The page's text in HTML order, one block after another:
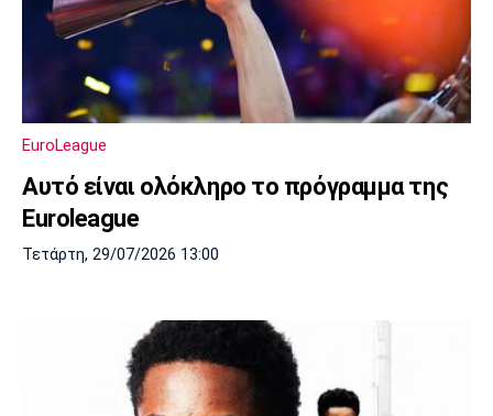
Μονακό
Ερυθρός
Αστέρας
Τότεναμ
Πόρτο Μπενφίκα
EuroLeague
Αυτό είναι ολόκληρο το πρόγραμμα της
Euroleague
Τετάρτη, 29/07/2026 13:00